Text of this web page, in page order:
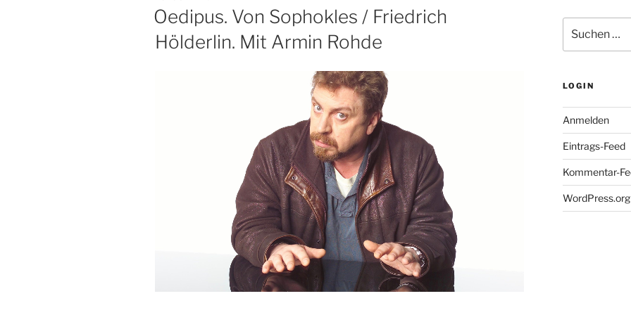
AM
Oedipus. Von Sophokles / Friedrich
Hölderlin. Mit Armin Rohde
nach:
LOGIN
Anmelden
Eintrags-Feed
Kommentar-
WordPress.org